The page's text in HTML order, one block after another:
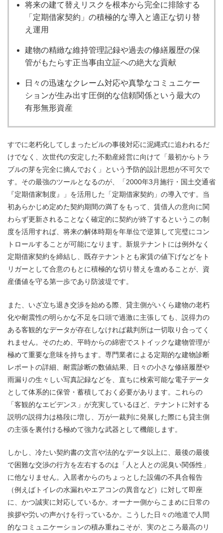
将来の建て替えリスクを根本から完全に排除する
「定期借家契約」の積極的な導入と適正な切り替
え運用
建物の精緻な維持管理記録や過去の修繕履歴の保
管がもたらす正当事由立証への絶大な貢献
日々の迅速なクレーム対応や真摯なコミュニケー
ションが生み出す圧倒的な信頼関係という最大の
有形無形資産
すでに老朽化してしまったビルの事後対応に泥縄式に追われるだ
けでなく、次世代の安定した不動産経営に向けて「最初からトラ
ブルの芽を完全に摘んでおく」という予防的設計思想が不可欠で
す。その最強のツールとなるのが、「2000年3月施行・国土交通省
『定期借家制度』」を活用した「定期借家契約」の導入です。当
初あらかじめ定めた契約期間の満了をもって、賃借人の意向に関
わらず更新されることなく確定的に契約が終了するというこの制
度を活用すれば、将来の解体時期を年単位で逆算して完璧にコン
トロールすることが可能になります。新規テナントには例外なく
定期借家契約を締結し、既存テナントとも家賃の値下げなどをト
リガーとして合意のもとに積極的な切り替えを進めることが、資
産価値を守る第一歩であり防波堤です。
また、いざ立ち退き交渉を始める際、貸主側がいくら建物の老朽
化や耐震性の明らかな不足を口頭で過激に主張しても、説得力の
ある客観的なデータが存在しなければ裁判所は一切取り合ってく
れません。そのため、平時からの綿密でストイックな建物管理が
極めて重要な意味を持ちます。専門業者による定期的な建物診断
レポートの詳細、耐震診断の数値結果、日々の小さな修繕履歴や
雨漏りの生々しい写真記録などを、直ちに検索可能な電子データ
として体系的に保管・蓄積しておく必要があります。これらの
「客観的なエビデンス」が充実しているほど、テナントに対する
説明の説得力は格段に増し、万が一裁判に発展した際にも貸主側
の主張を裏付ける極めて強力な武器として機能します。
しかし、冷たい契約書の文言や法的なデータ以上に、最後の最後
で困難な交渉の行方を左右するのは「人と人との泥臭い関係性」
に他なりません。入居者からのちょっとした設備の不具合報告
（例えばトイレの水漏れやエアコンの異音など）に対して即座
に、かつ誠実に対応しているか。オーナー側からこまめに日常の
挨拶や労いの声かけを行っているか。こうした日々の地道で人間
的なコミュニケーションの積み重ねこそが、実のところ最高のリ